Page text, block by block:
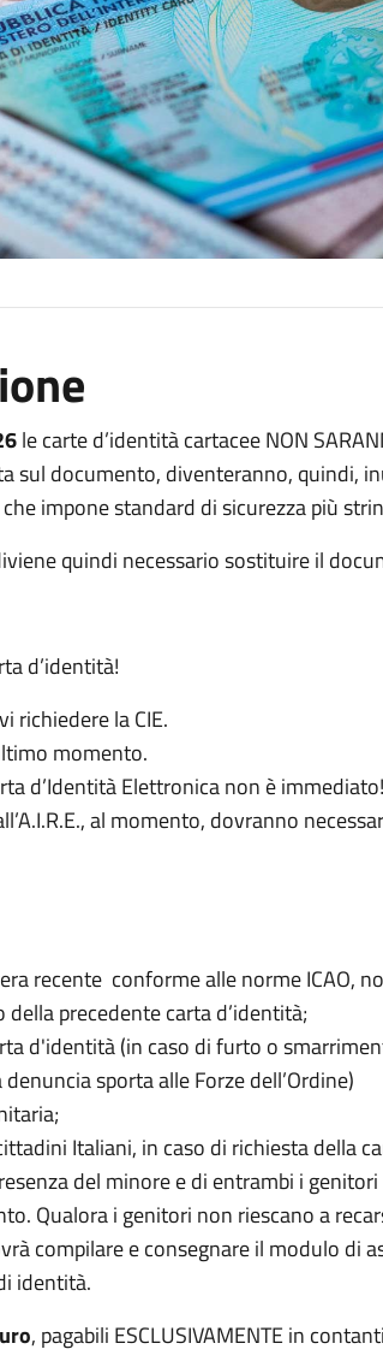
le carte d’identità cartacee NON
sul documento, diventeranno, quindi,
impone standard di sicurezza più
quindi necessario sostituire il
d’identità!
richiedere la CIE.
momento.
d’Identità Elettronica non è immediato!
al momento, dovranno
recente conforme alle norme ICAO,
della precedente carta d’identità;
d'identità (in caso di furto o
sporta alle Forze dell’Ordine)
Italiani, in caso di richiesta della
del minore e di entrambi i
Qualora i genitori non riescano a
compilare e consegnare il modulo di
identità.
, pagabili ESCLUSIVAMENTE in